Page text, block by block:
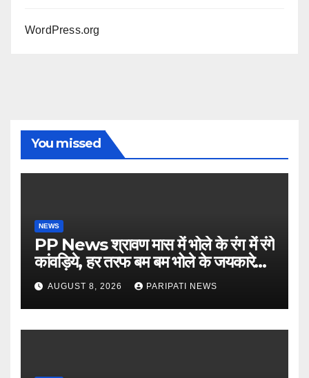
WordPress.org
You missed
NEWS
PP News श्रावण मास में भोले के रंग में रंगे
कांवड़िये, हर तरफ बम बम भोले के जयकारे…
see more..
AUGUST 8, 2026 PARIPATI NEWS